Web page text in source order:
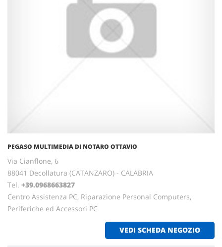
PEGASO MULTIMEDIA DI NOTARO OTTAVIO
Via Cianflone, 6
88041 Decollatura (CATANZARO) - CALABRIA
Tel. +39.0968663827
Centro Assistenza PC, Riparazione Personal Computers,
Periferiche ed Accessori PC
VEDI SCHEDA NEGOZIO